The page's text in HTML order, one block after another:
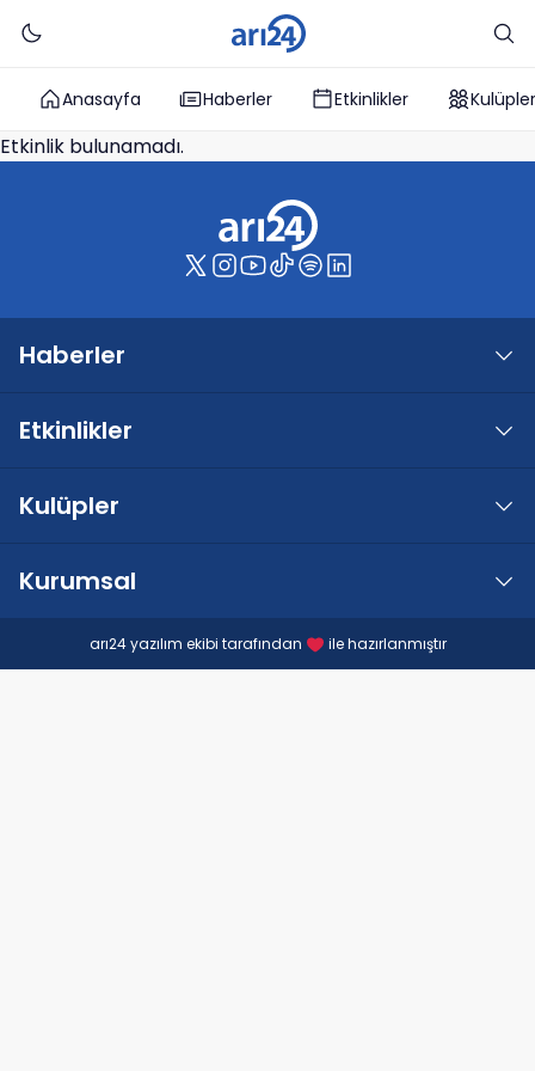
Anasayfa Haberler Etkinlikler Kulüpler
Etkinlik bulunamadı.
Haberler
Etkinlikler
Kulüpler
Kurumsal
arı24 yazılım ekibi tarafından ile hazırlanmıştır